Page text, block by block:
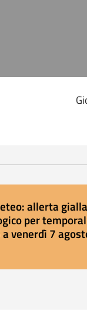
allerta
per
venerdì 7